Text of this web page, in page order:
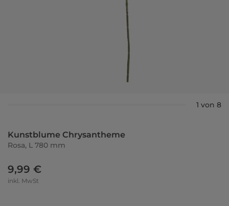
1 von 8
Kunstblume Chrysantheme
Rosa, L 780 mm
9,99 €
inkl. MwSt